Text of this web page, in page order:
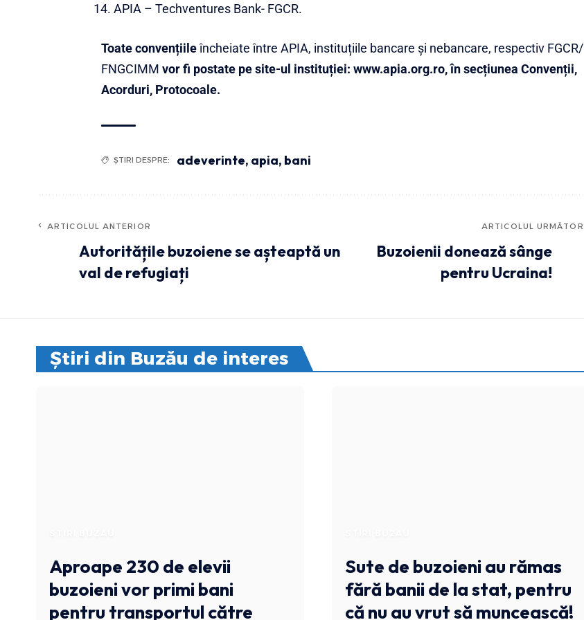
APIA – Techventures Bank- FGCR.
Toate convențiileîncheiate între APIA, instituțiile bancare și nebancare, respectiv FGCR/
FNGCIMM vor fi postate pe site-ul instituției: www.apia.org.ro, în secțiunea Convenții,
Acorduri, Protocoale.
ȘTIRI DESPRE: adeverinte, apia, bani
ARTICOLUL ANTERIOR
Autoritățile buzoiene se așteaptă un
val de refugiați
ARTICOLUL URMĂTOR
Buzoienii donează sânge
pentru Ucraina!
Știri din Buzău de interes
Aproape 230 de elevii
buzoieni vor primi bani
pentru transportul către
Sute de buzoieni au rămas
fără banii de la stat, pentru
că nu au vrut să muncească!